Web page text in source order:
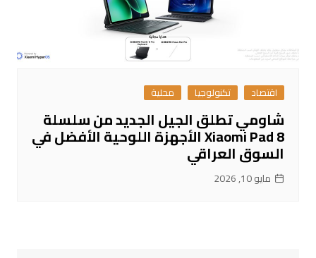
اقتصاد تكنولوجيا محلية
شاومي تطلق الجيل الجديد من سلسلة
Xiaomi Pad 8 الأجهزة اللوحية الأفضل في
السوق العراقي
مايو 10, 2026